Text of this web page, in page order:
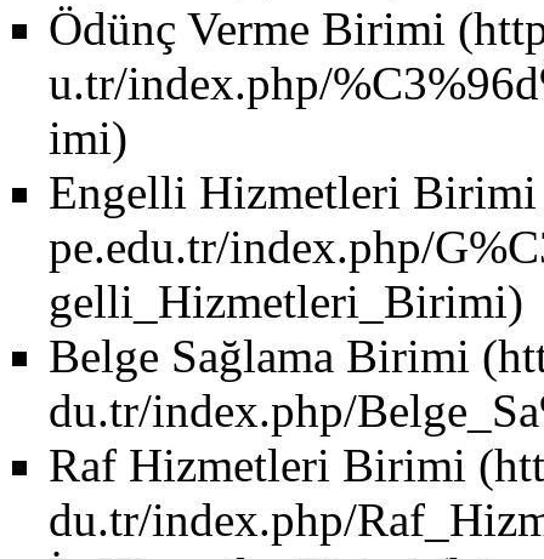
Ödünç Verme Birimi
Engelli Hizmetleri Birimi
Belge Sağlama Birimi
Raf Hizmetleri Birimi